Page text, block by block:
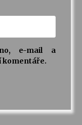
e-mail a
komentáře.